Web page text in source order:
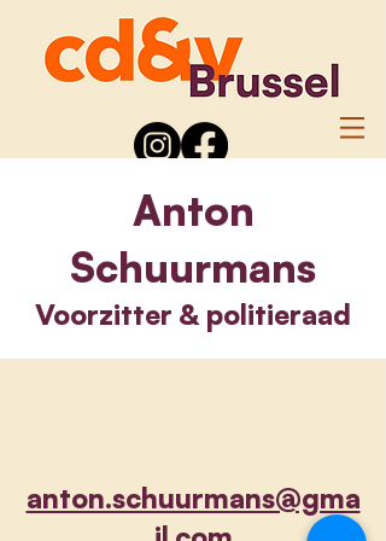
Anton
Schuurmans
Voorzitter & politieraad
anton.schuurmans@gma